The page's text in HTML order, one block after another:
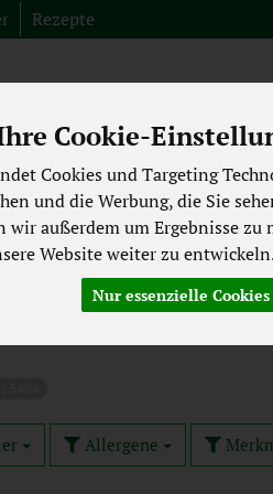
Cookie-
Cookies und Targeting
und die Werbung, die Sie
außerdem um Ergebnisse zu
Website weiter zu
Nur essenzielle
Rezepte
aus der Region
Backwaren
Laktosefrei
Allergene